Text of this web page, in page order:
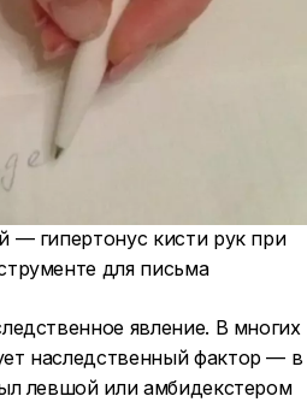
— гипертонус кисти рук при
для письма
явление. В многих
наследственный фактор — в
левшой или амбидекстером